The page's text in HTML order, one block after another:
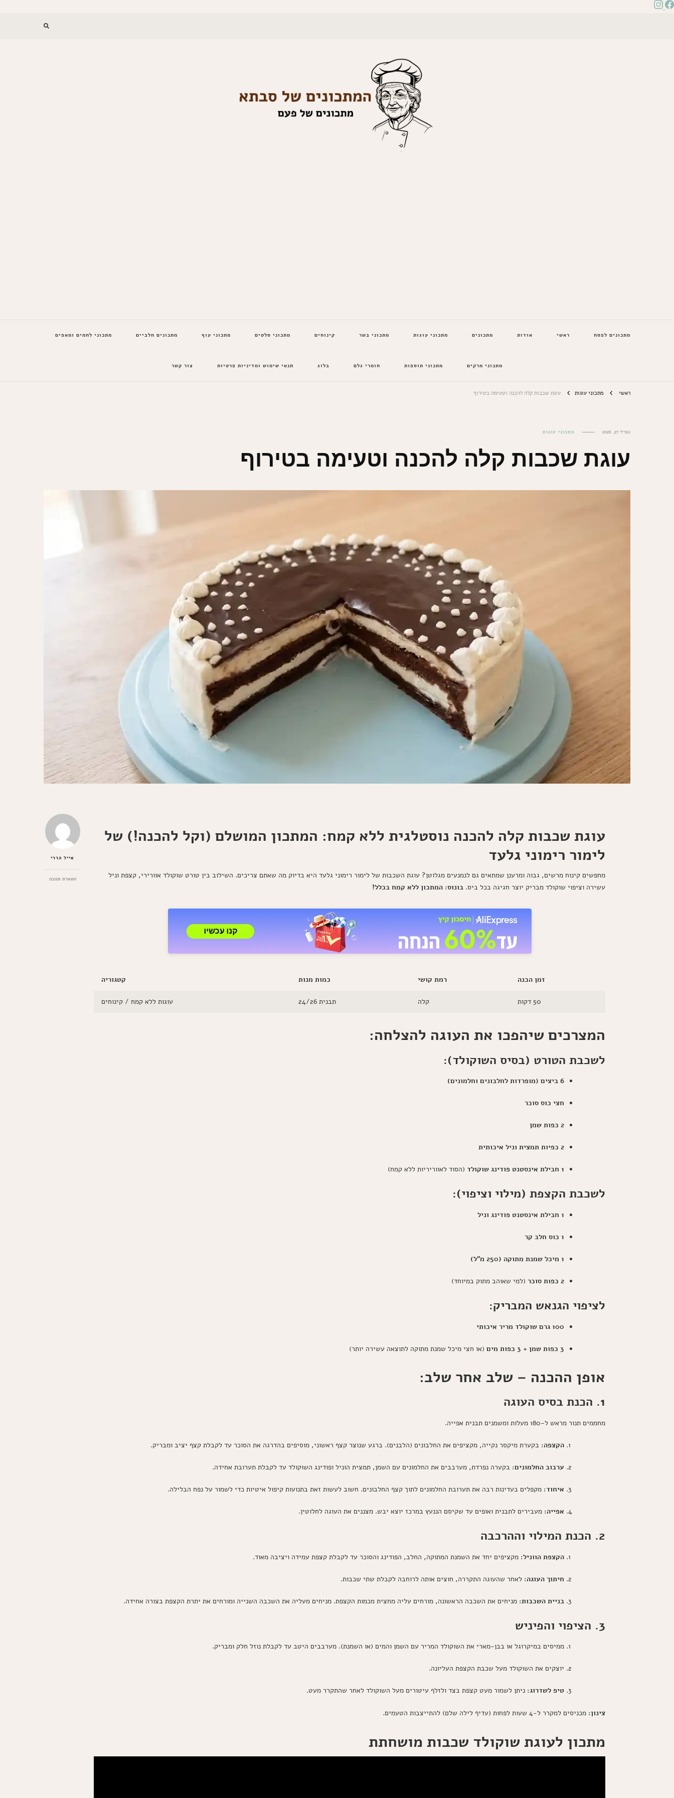
מתכונים לפסח ראשי אודות מתכונים מתכוני עוגות מתכוני בשר קינוחים מתכוני סלטים מתכוני עוף מתכונים חלביים מתכוני לחמים ומאפים
מתכוני מרקים מתכוני תוספות חומרי גלם בלוג תנאי שימוש ומדיניות פרטיות צור קשר
ראשי מתכוני עוגות עוגת שכבות קלה להכנה וטעימה בטירוף
אפריל 27, 2026 מתכוני עוגות
עוגת שכבות קלה להכנה וטעימה בטירוף
אייל הררי
השארת תגובהבנושא
עוגת שכבות קלה להכנה נוסטלגית ללא קמח: המתכון המושלם (וקל להכנה!) של
לימור רימוני גלעד
מחפשים קינוח מרשים, גבוה ומרענן שמתאים גם לנמנעים מגלוטן? עוגת השכבות של לימור רימוני גלעד היא בדיוק מה שאתם צריכים. השילוב בין טורט שוקולד אוורירי, קצפת וניל
עשירה וציפוי שוקולד מבריק יוצר חגיגה בכל ביס. בונוס: המתכון ללא קמח בכלל!
זמן הכנה רמת קושי כמות מנות קטגוריה
50 דקות קלה תבנית 24/26 עוגות ללא קמח / קינוחים
המצרכים שיהפכו את העוגה להצלחה:
לשכבת הטורט (בסיס השוקולד):
6 ביצים (מופרדות לחלבונים וחלמונים)
חצי כוס סוכר
2 כפות שמן
2 כפיות תמצית וניל איכותית
1 חבילת אינסטנט פודינג שוקולד (הסוד לאווריריות ללא קמח)
לשכבת הקצפת (מילוי וציפוי):
1 חבילת אינסטנט פודינג וניל
1 כוס חלב קר
1 מיכל שמנת מתוקה (250 מ"ל)
2 כפות סוכר (למי שאוהב מתוק במיוחד)
לציפוי הגנאש המבריק:
100 גרם שוקולד מריר איכותי
3 כפות שמן + 3 כפות מים (או חצי מיכל שמנת מתוקה לתוצאה עשירה יותר)
אופן ההכנה – שלב אחר שלב:
1. הכנת בסיס העוגה
מחממים תנור מראש ל-180 מעלות ומשמנים תבנית אפייה.
הקצפה: בקערת מיקסר נקייה, מקציפים את החלבונים (הלבנים). ברגע שנוצר קצף ראשוני, מוסיפים בהדרגה את הסוכר עד לקבלת קצף יציב ומבריק.
ערבוב החלמונים: בקערה נפרדת, מערבבים את החלמונים עם השמן, תמצית הוניל ופודינג השוקולד עד לקבלת תערובת אחידה.
איחוד: מקפלים בעדינות רבה את תערובת החלמונים לתוך קצף החלבונים. חשוב לעשות זאת בתנועות קיפול איטיות כדי לשמור על נפח הבלילה.
אפייה: מעבירים לתבנית ואופים עד שקיסם הננעץ במרכז יוצא יבש. מצננים את העוגה לחלוטין.
2. הכנת המילוי וההרכבה
הקצפת הווניל: מקציפים יחד את השמנת המתוקה, החלב, הפודינג והסוכר עד לקבלת קצפת עמידה ויציבה מאוד.
חיתוך העוגה: לאחר שהעוגה התקררה, חוצים אותה לרוחבה לקבלת שתי שכבות.
בניית השכבות: מניחים את השכבה הראשונה, מורחים עליה מחצית מכמות הקצפת. מניחים מעליה את השכבה השנייה ומורחים את יתרת הקצפת בצורה אחידה.
3. הציפוי והפיניש
ממיסים במיקרוגל או בבן-מארי את השוקולד המריר עם השמן והמים (או השמנת). מערבבים היטב עד לקבלת נוזל חלק ומבריק.
יוצקים את השוקולד מעל שכבת הקצפת העליונה.
טיפ לשדרוג: ניתן לשמור מעט קצפת בצד ולזלף עיטורים מעל השוקולד לאחר שהתקרר מעט.
צינון: מכניסים למקרר ל-4 שעות לפחות (עדיף לילה שלם) להתייצבות הטעמים.
מתכון לעוגת שוקולד שכבות מושחתת